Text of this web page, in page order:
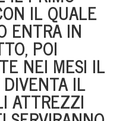
IL QUALE
ENTRA IN
POI
NEI MESI IL
IL
ATTREZZI